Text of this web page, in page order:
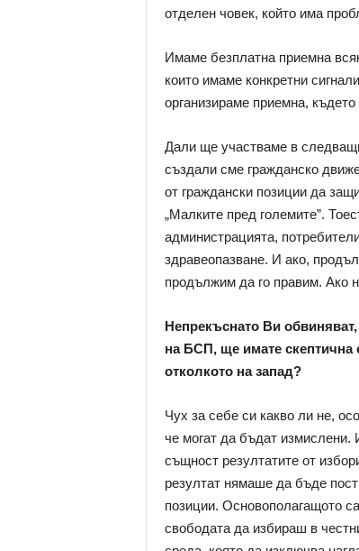
отделен човек, който има
Имаме безплатна приемна
които имаме конкретни
организираме приемна,
Дали ще участваме в
създали сме гражданско
от граждански позиции да
„Малките пред големите”.
администрацията,
здравеопазване. И ако,
продължим да го правим. Ако
Непрекъснато Ви
на БСП, ще имате скептична
отколкото на запад?
Чух за себе си какво ли не,
че могат да бъдат измислени.
същност резултатите от
резултат нямаше да бъде
позиции. Основополагащото
свободата да избираш в